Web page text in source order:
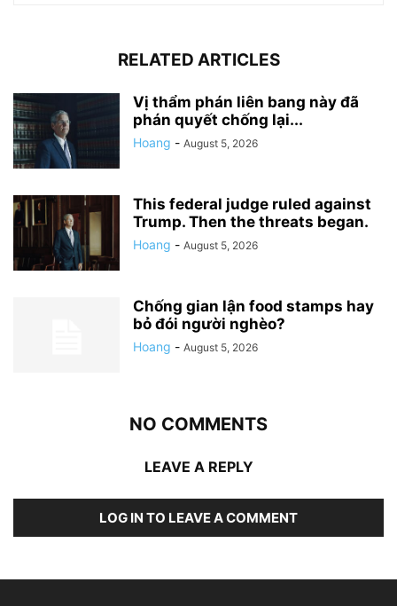
RELATED ARTICLES
Vị thẩm phán liên bang này đã
phán quyết chống lại...
Hoang - August 5, 2026
This federal judge ruled against
Trump. Then the threats began.
Hoang - August 5, 2026
Chống gian lận food stamps hay
bỏ đói người nghèo?
Hoang - August 5, 2026
NO COMMENTS
LEAVE A REPLY
LOG IN TO LEAVE A COMMENT